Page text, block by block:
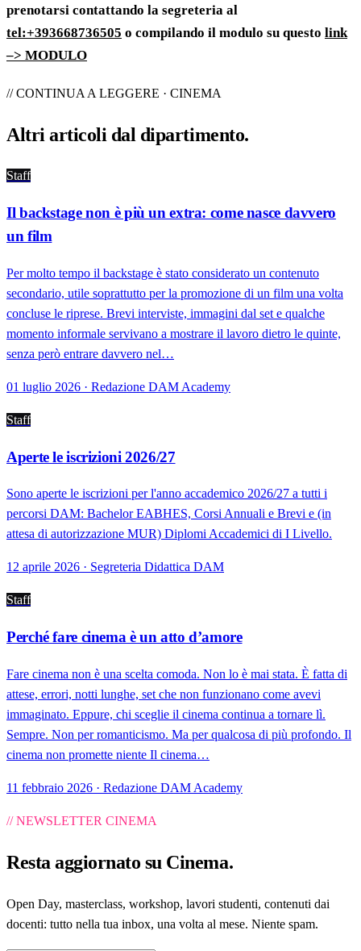
prenotarsi contattando la segreteria al
tel:+393668736505 o compilando il modulo su questo link
–> MODULO
// CONTINUA A LEGGERE · CINEMA
Altri articoli dal dipartimento.
Staff
Il backstage non è più un extra: come nasce davvero
un film
Per molto tempo il backstage è stato considerato un contenuto
secondario, utile soprattutto per la promozione di un film una volta
concluse le riprese. Brevi interviste, immagini dal set e qualche
momento informale servivano a mostrare il lavoro dietro le quinte,
senza però entrare davvero nel…
01 luglio 2026 · Redazione DAM Academy
Staff
Aperte le iscrizioni 2026/27
Sono aperte le iscrizioni per l'anno accademico 2026/27 a tutti i
percorsi DAM: Bachelor EABHES, Corsi Annuali e Brevi e (in
attesa di autorizzazione MUR) Diplomi Accademici di I Livello.
12 aprile 2026 · Segreteria Didattica DAM
Staff
Perché fare cinema è un atto d’amore
Fare cinema non è una scelta comoda. Non lo è mai stata. È fatta di
attese, errori, notti lunghe, set che non funzionano come avevi
immaginato. Eppure, chi sceglie il cinema continua a tornare lì.
Sempre. Non per romanticismo. Ma per qualcosa di più profondo. Il
cinema non promette niente Il cinema…
11 febbraio 2026 · Redazione DAM Academy
// NEWSLETTER CINEMA
Resta aggiornato su Cinema.
Open Day, masterclass, workshop, lavori studenti, contenuti dai
docenti: tutto nella tua inbox, una volta al mese. Niente spam.